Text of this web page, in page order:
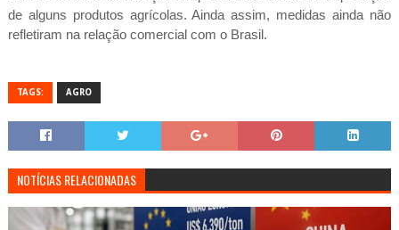
de alguns produtos agrícolas. Ainda assim, medidas ainda não
refletiram na relação comercial com o Brasil.
TAGS: AGRO
NOTÍCIAS RELACIONADAS